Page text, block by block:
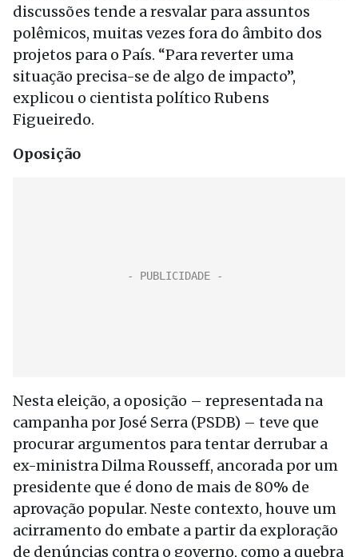
discussões tende a resvalar para assuntos
polêmicos, muitas vezes fora do âmbito dos
projetos para o País. “Para reverter uma
situação precisa-se de algo de impacto”,
explicou o cientista político Rubens
Figueiredo.
Oposição
Nesta eleição, a oposição – representada na
campanha por José Serra (PSDB) – teve que
procurar argumentos para tentar derrubar a
ex-ministra Dilma Rousseff, ancorada por um
presidente que é dono de mais de 80% de
aprovação popular. Neste contexto, houve um
acirramento do embate a partir da exploração
de denúncias contra o governo, como a quebra